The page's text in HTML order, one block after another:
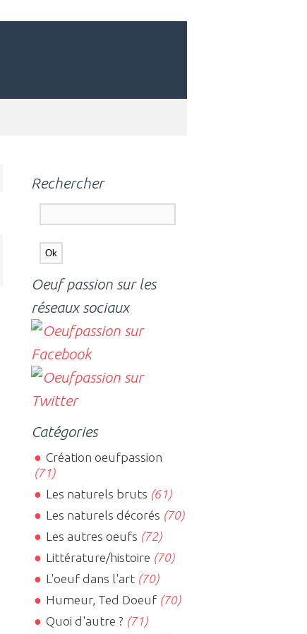
Rechercher
Oeuf passion sur les
réseaux sociaux
Catégories
Création oeufpassion
(71)
Les naturels bruts (61)
Les naturels décorés (70)
Les autres oeufs (72)
Littérature/histoire (70)
L'oeuf dans l'art(70)
Humeur, Ted Doeuf(70)
Quoi d'autre ? (71)